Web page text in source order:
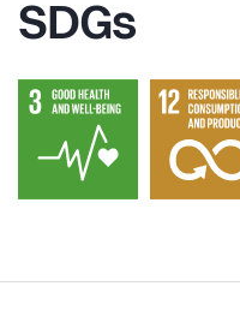
SDGs